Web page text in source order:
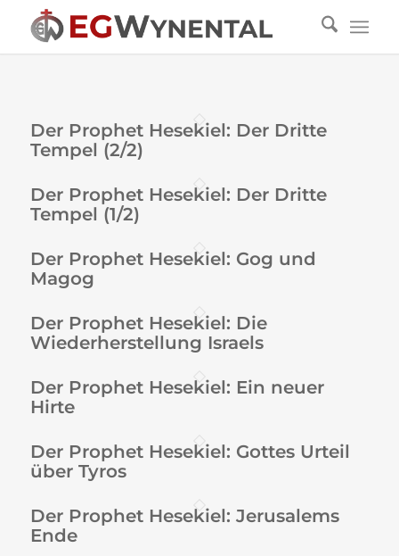
Der Prophet Hesekiel: Der Dritte
Tempel (2/2)
Der Prophet Hesekiel: Der Dritte
Tempel (1/2)
Der Prophet Hesekiel: Gog und
Magog
Der Prophet Hesekiel: Die
Wiederherstellung Israels
Der Prophet Hesekiel: Ein neuer
Hirte
Der Prophet Hesekiel: Gottes Urteil
über Tyros
Der Prophet Hesekiel: Jerusalems
Ende